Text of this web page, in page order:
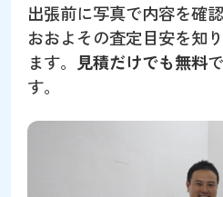
出張前に写真で内容を確
おおよその査定目安を知
ます。 見積だけでも無料
す。